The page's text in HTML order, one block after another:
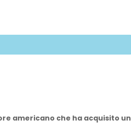
americano che ha acquisito un